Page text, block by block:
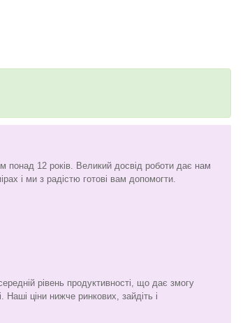
понад 12 років. Великий досвід роботи дає нам
і ми з радістю готові вам допомогти.
рівень продуктивності, що дає змогу
Наші ціни нижче ринкових, зайдіть і